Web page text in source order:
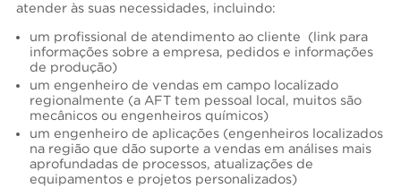
atender às suas necessidades, incluindo:
um profissional de atendimento ao cliente
(link para
informações sobre a empresa, pedidos e informações
de produção)
um engenheiro de vendas em campo localizado
regionalmente (a AFT tem pessoal local, muitos são
mecânicos ou engenheiros químicos)
um engenheiro de aplicações (engenheiros localizados
na região que dão suporte a vendas em análises mais
aprofundadas de processos, atualizações de
equipamentos e projetos personalizados)